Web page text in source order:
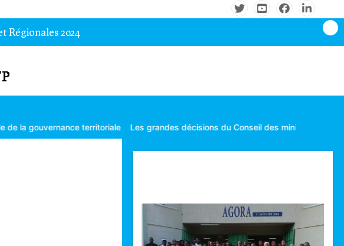
Régionales 2024
Les grandes décisions du Conseil des ministres tenu le mardi 04 Août 2026 à